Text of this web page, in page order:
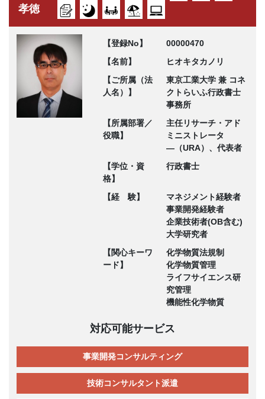
孝徳
【登録No】
00000470
【名前】
ヒオキタカノリ
【ご所属（法
人名）】
東京工業大学 兼 コネ
クトらいふ行政書士
事務所
【所属部署／
役職】
主任リサーチ・アド
ミニストレータ
―（URA）、代表者
【学位・資
格】
行政書士
【経 験】
マネジメント経験者
事業開発経験者
企業技術者(OB含む)
大学研究者
【関心キーワ
ード】
化学物質法規制
化学物質管理
ライフサイエンス研
究管理
機能性化学物質
対応可能サービス
事業開発コンサルティング
技術コンサルタント派遣